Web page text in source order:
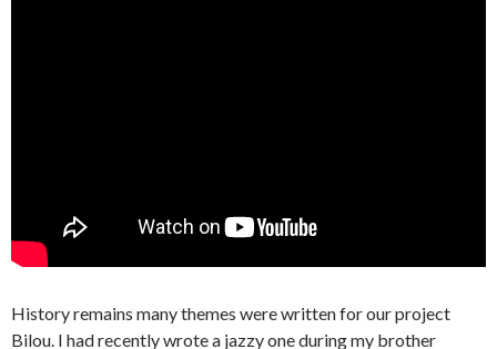
History remains many themes were written for our project
Bilou. I had recently wrote a jazzy one during my brother